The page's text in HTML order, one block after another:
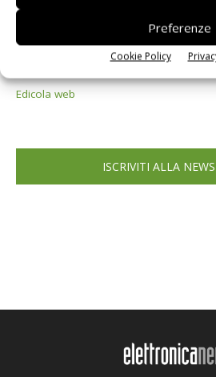
Preferenze
Cookie Policy
Edicola web
ISCRIVITI ALLA